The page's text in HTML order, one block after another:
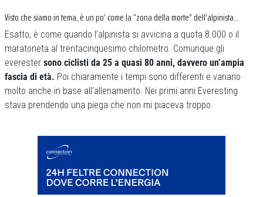
Visto che siamo in tema, è un po’ come la “zona della morte” dell’alpinista…
Esatto, è come quando l’alpinista si avvicina a quota 8.000 o il
maratoneta al trentacinquesimo chilometro. Comunque gli
everester sono ciclisti da 25 a quasi 80 anni, davvero un’ampia
fascia di età. Poi chiaramente i tempi sono differenti e variano
molto anche in base all’allenamento. Nei primi anni Everesting
stava prendendo una piega che non mi piaceva troppo.